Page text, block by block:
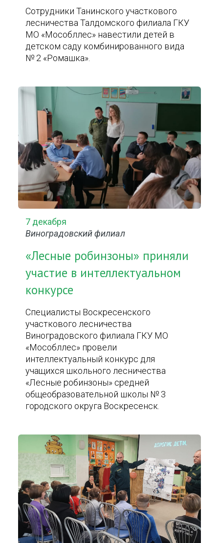
Сотрудники Танинского участкового
лесничества Талдомского филиала ГКУ
МО «Мособллес» навестили детей в
детском саду комбинированного вида
№ 2 «Ромашка».
7 декабря
Виноградовский филиал
«Лесные робинзоны» приняли
участие в интеллектуальном
конкурсе
Специалисты Воскресенского
участкового лесничества
Виноградовского филиала ГКУ МО
«Мособллес» провели
интеллектуальный конкурс для
учащихся школьного лесничества
«Лесные робинзоны» средней
общеобразовательной школы № 3
городского округа Воскресенск.